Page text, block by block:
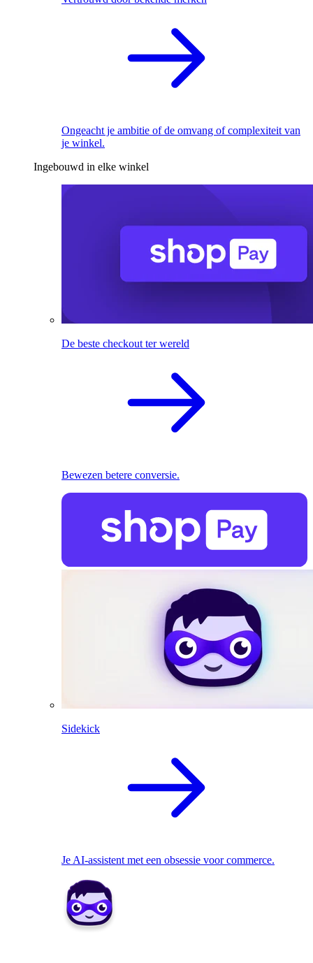
Ongeacht je ambitie of de omvang of complexiteit van
je winkel.
Ingebouwd in elke winkel
De beste checkout ter wereld
Bewezen betere conversie.
Sidekick
Je AI-assistent met een obsessie voor commerce.